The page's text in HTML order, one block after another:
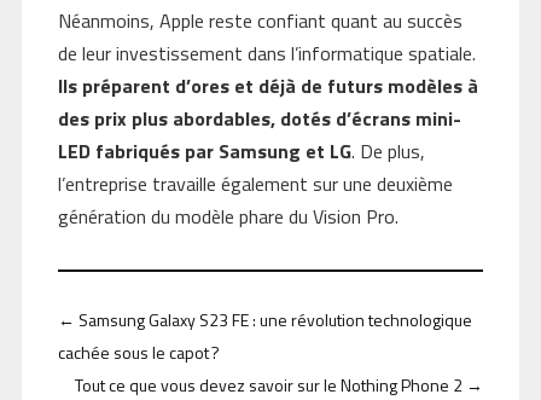
Néanmoins, Apple reste confiant quant au succès
de leur investissement dans l’informatique spatiale.
Ils préparent d’ores et déjà de futurs modèles à
des prix plus abordables, dotés d’écrans mini-
LED fabriqués par Samsung et LG. De plus,
l’entreprise travaille également sur une deuxième
génération du modèle phare du Vision Pro.
← Samsung Galaxy S23 FE : une révolution technologique
cachée sous le capot ?
Tout ce que vous devez savoir sur le Nothing Phone 2 →